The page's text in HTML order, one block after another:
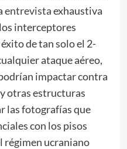
entrevistaexhaustiva
interceptores
de tan solo el 2-
ataque aéreo,
impactar contra
otras estructuras
las fotografías que
con los pisos
régimen ucraniano